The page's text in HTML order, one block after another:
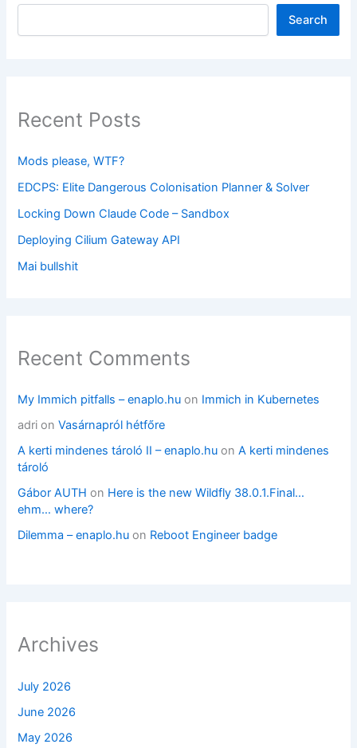
Search
Recent Posts
Mods please, WTF?
EDCPS: Elite Dangerous Colonisation Planner & Solver
Locking Down Claude Code – Sandbox
Deploying Cilium Gateway API
Mai bullshit
Recent Comments
My Immich pitfalls – enaplo.hu on Immich in Kubernetes
adri onVasárnapról hétfőre
A kerti mindenes tároló II – enaplo.hu onA kerti mindenes
tároló
Gábor AUTH on Here is the new Wildfly 38.0.1.Final…
ehm… where?
Dilemma – enaplo.hu on Reboot Engineer badge
Archives
July 2026
June 2026
May 2026